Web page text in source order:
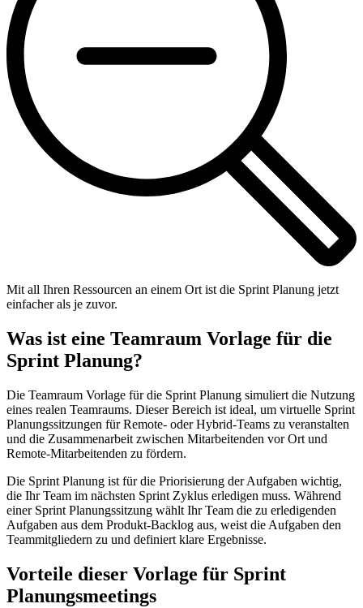
Mit all Ihren Ressourcen an einem Ort ist die Sprint Planung jetzt
einfacher als je zuvor.
Was ist eine Teamraum Vorlage für die
Sprint Planung?
Die Teamraum Vorlage für die Sprint Planung simuliert die Nutzung
eines realen Teamraums. Dieser Bereich ist ideal, um virtuelle Sprint
Planungssitzungen für Remote- oder Hybrid-Teams zu veranstalten
und die Zusammenarbeit zwischen Mitarbeitenden vor Ort und
Remote-Mitarbeitenden zu fördern.
Die Sprint Planung ist für die Priorisierung der Aufgaben wichtig,
die Ihr Team im nächsten Sprint Zyklus erledigen muss. Während
einer Sprint Planungssitzung wählt Ihr Team die zu erledigenden
Aufgaben aus dem Produkt-Backlog aus, weist die Aufgaben den
Teammitgliedern zu und definiert klare Ergebnisse.
Vorteile dieser Vorlage für Sprint
Planungsmeetings